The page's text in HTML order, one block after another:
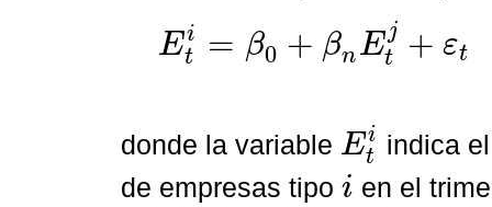
Ei
t
= β0 + βnE j
t
+ εt
Eti=β +βnE +εt ∀ i≠j, j=(1,… 3)
donde la variable Ei
t
Eti
indica
de empresas tipo i
i
en el